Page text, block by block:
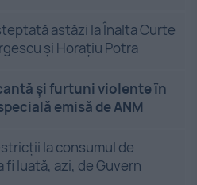
astăzi la Înalta Curte
și Horațiu Potra
și furtuni violente în
emisă de ANM
la consumul de
fi luată, azi, de Guvern